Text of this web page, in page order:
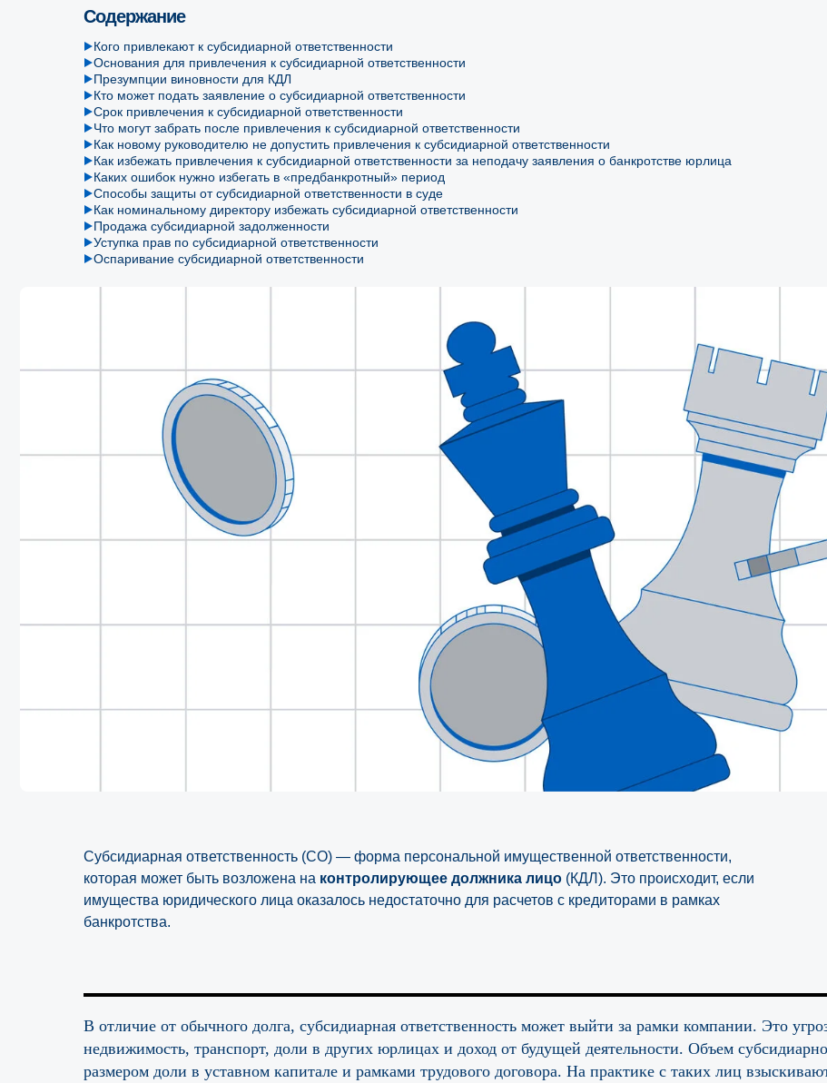
Кого привлекают к субсидиарной ответственности
Основания для привлечения к субсидиарной ответственности
Презумпции виновности для КДЛ
Кто может подать заявление о субсидиарной ответственности
Срок привлечения к субсидиарной ответственности
Что могут забрать после привлечения к субсидиарной ответственности
Как новому руководителю не допустить привлечения к субсидиарной ответственности
Как избежать привлечения к субсидиарной ответственности за неподачу заявления о банкротстве юрлица
Каких ошибок нужно избегать в «предбанкротный» период
Способы защиты от субсидиарной ответственности в суде
Как номинальному директору избежать субсидиарной ответственности
Продажа субсидиарной задолженности
Уступка прав по субсидиарной ответственности
Оспаривание субсидиарной ответственности
Содержание
Субсидиарная ответственность (СО) — форма персональной имущественной ответственности,
которая может быть возложена на контролирующее должника лицо (КДЛ). Это происходит, если
имущества юридического лица оказалось недостаточно для расчетов с кредиторами в рамках
банкротства.
В отличие от обычного долга, субсидиарная ответственность может выйти за рамки компании. Это
недвижимость, транспорт, доли в других юрлицах и доход от будущей деятельности. Объем
размером доли в уставном капитале и рамками трудового договора. На практике с таких лиц